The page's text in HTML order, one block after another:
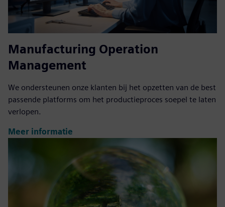
Manufacturing Operation
Management
We ondersteunen onze klanten bij het opzetten van de best
passende platforms om het productieproces soepel te laten
verlopen.
Meer informatie